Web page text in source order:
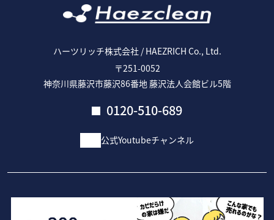
ハーツリッチ株式会社 / HAEZRICH Co., Ltd.
〒251-0052
神奈川県藤沢市藤沢86番地 藤沢法人会館ビル5階
0120-510-689
公式Youtubeチャンネル